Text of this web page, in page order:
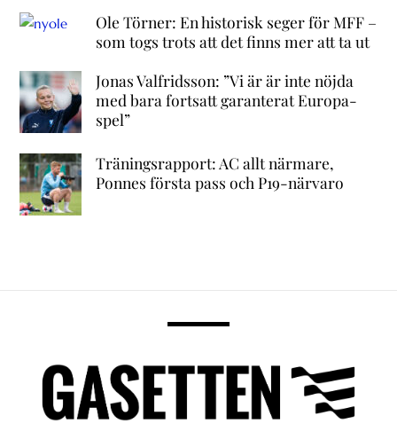
Ole Törner: En historisk seger för MFF –
som togs trots att det finns mer att ta ut
Jonas Valfridsson: ”Vi är är inte nöjda
med bara fortsatt garanterat Europa-
spel”
Träningsrapport: AC allt närmare,
Ponnes första pass och P19-närvaro